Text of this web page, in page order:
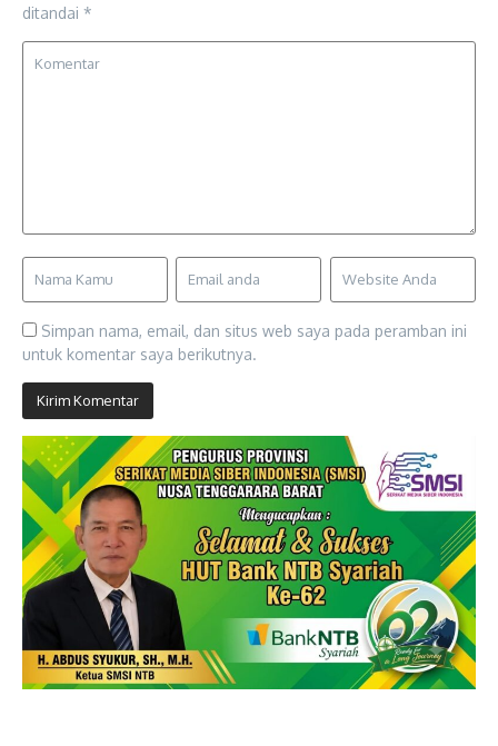
ditandai *
Simpan nama, email, dan situs web saya pada peramban ini
untuk komentar saya berikutnya.